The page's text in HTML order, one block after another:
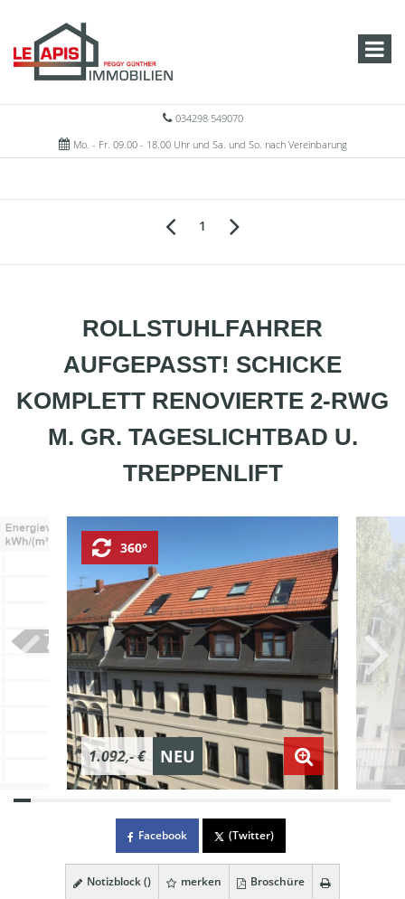
034298 549070
Mo. - Fr. 09.00 - 18.00 Uhr und Sa. und So. nach Vereinbarung
1
ROLLSTUHLFAHRER
AUFGEPASST! SCHICKE
KOMPLETT RENOVIERTE 2-RWG
M. GR. TAGESLICHTBAD U.
TREPPENLIFT
1.092,- € NEU
360°
Facebook (Twitter)
Notizblock () merken Broschüre